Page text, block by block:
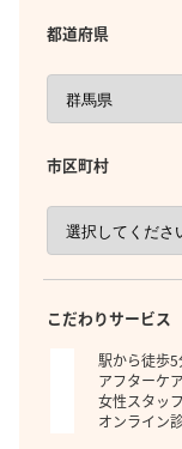
都道府県
市区町村
こだわりサービス
駅から徒歩5
アフターケア
女性スタッ
オンライン